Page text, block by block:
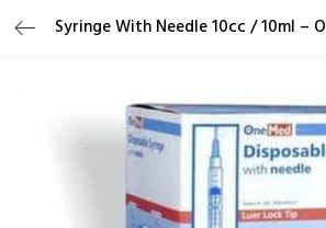
LOGIN
Masukkan username dan password Anda untuk